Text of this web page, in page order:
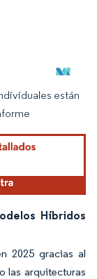
según CC BY 4.0.
están
Híbridos
2025 gracias al
las arquitecturas